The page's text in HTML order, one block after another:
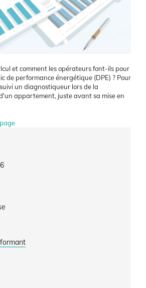
et comment les opérateurs font-ils pour
de performance énergétique (DPE) ? Pour
un diagnostiqueur lors de la
appartement, juste avant sa mise en